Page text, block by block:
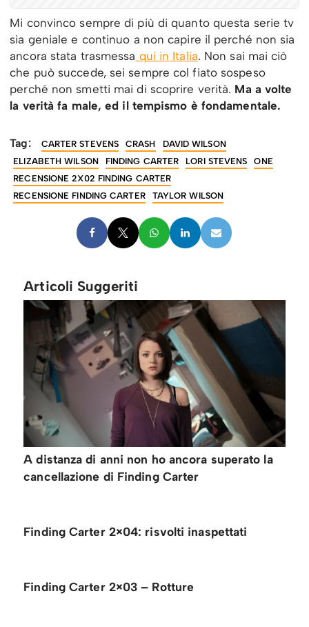
Mi convinco sempre di più di quanto questa serie tv
sia geniale e continuo a non capire il perché non sia
ancora stata trasmessa qui in Italia. Non sai mai ciò
che può succede, sei sempre col fiato sospeso
perché non smetti mai di scoprire verità. Ma a volte
la verità fa male, ed il tempismo è fondamentale.
Tag: CARTER STEVENS CRASH
DAVID WILSON
ELIZABETH WILSON
FINDING CARTER LORI STEVENS
ONE
RECENSIONE 2X02 FINDING CARTER
RECENSIONE FINDING CARTER
TAYLOR WILSON
Articoli Suggeriti
A distanza di anni non ho ancora superato la
cancellazione di Finding Carter
Finding Carter 2×04: risvolti inaspettati
Finding Carter 2×03 – Rotture